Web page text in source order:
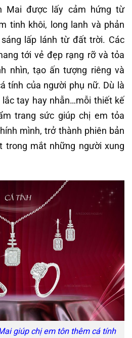
Mai được lấy cảm hứng từ
tinh khôi, long lanh và phản
lấp lánh từ đất trời. Các
tới vẻ đẹp rạng rỡ và tỏa
nhìn, tạo ấn tượng riêng và
tính của người phụ nữ. Dù là
lắc tay hay nhẫn…mỗi thiết kế
trang sức giúp chị em tỏa
mình, trở thành phiên bản
trong mắt những người xung
giúp chị em tôn thêm cá tính